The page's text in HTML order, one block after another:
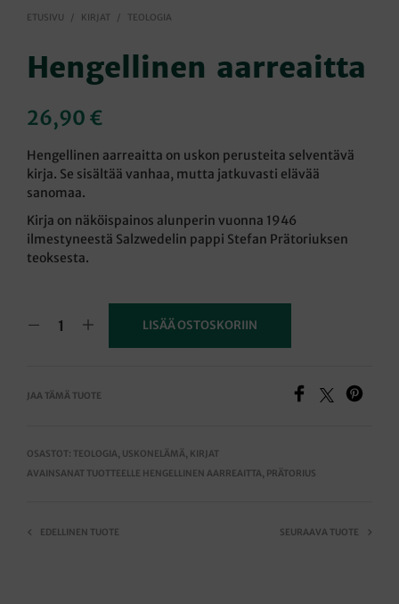
ETUSIVU / KIRJAT / TEOLOGIA
Hengellinen aarreaitta
26,90 €
Hengellinen aarreaitta on uskon perusteita selventävä
kirja. Se sisältää vanhaa, mutta jatkuvasti elävää
sanomaa.
Kirja on näköispainos alunperin vuonna 1946
ilmestyneestä Salzwedelin pappi Stefan Prätoriuksen
teoksesta.
LISÄÄ OSTOSKORIIN
JAA TÄMÄ TUOTE
OSASTOT: TEOLOGIA, USKONELÄMÄ, KIRJAT
AVAINSANAT TUOTTEELLE HENGELLINEN AARREAITTA, PRÄTORIUS
EDELLINEN TUOTE SEURAAVA TUOTE